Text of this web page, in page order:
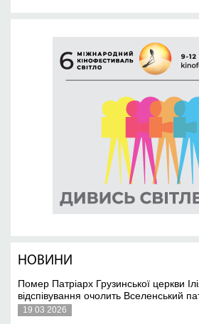
НОВИНИ
Помер Патріарх Грузинської церкви
відспівування очолить Вселенський
19 03 2026